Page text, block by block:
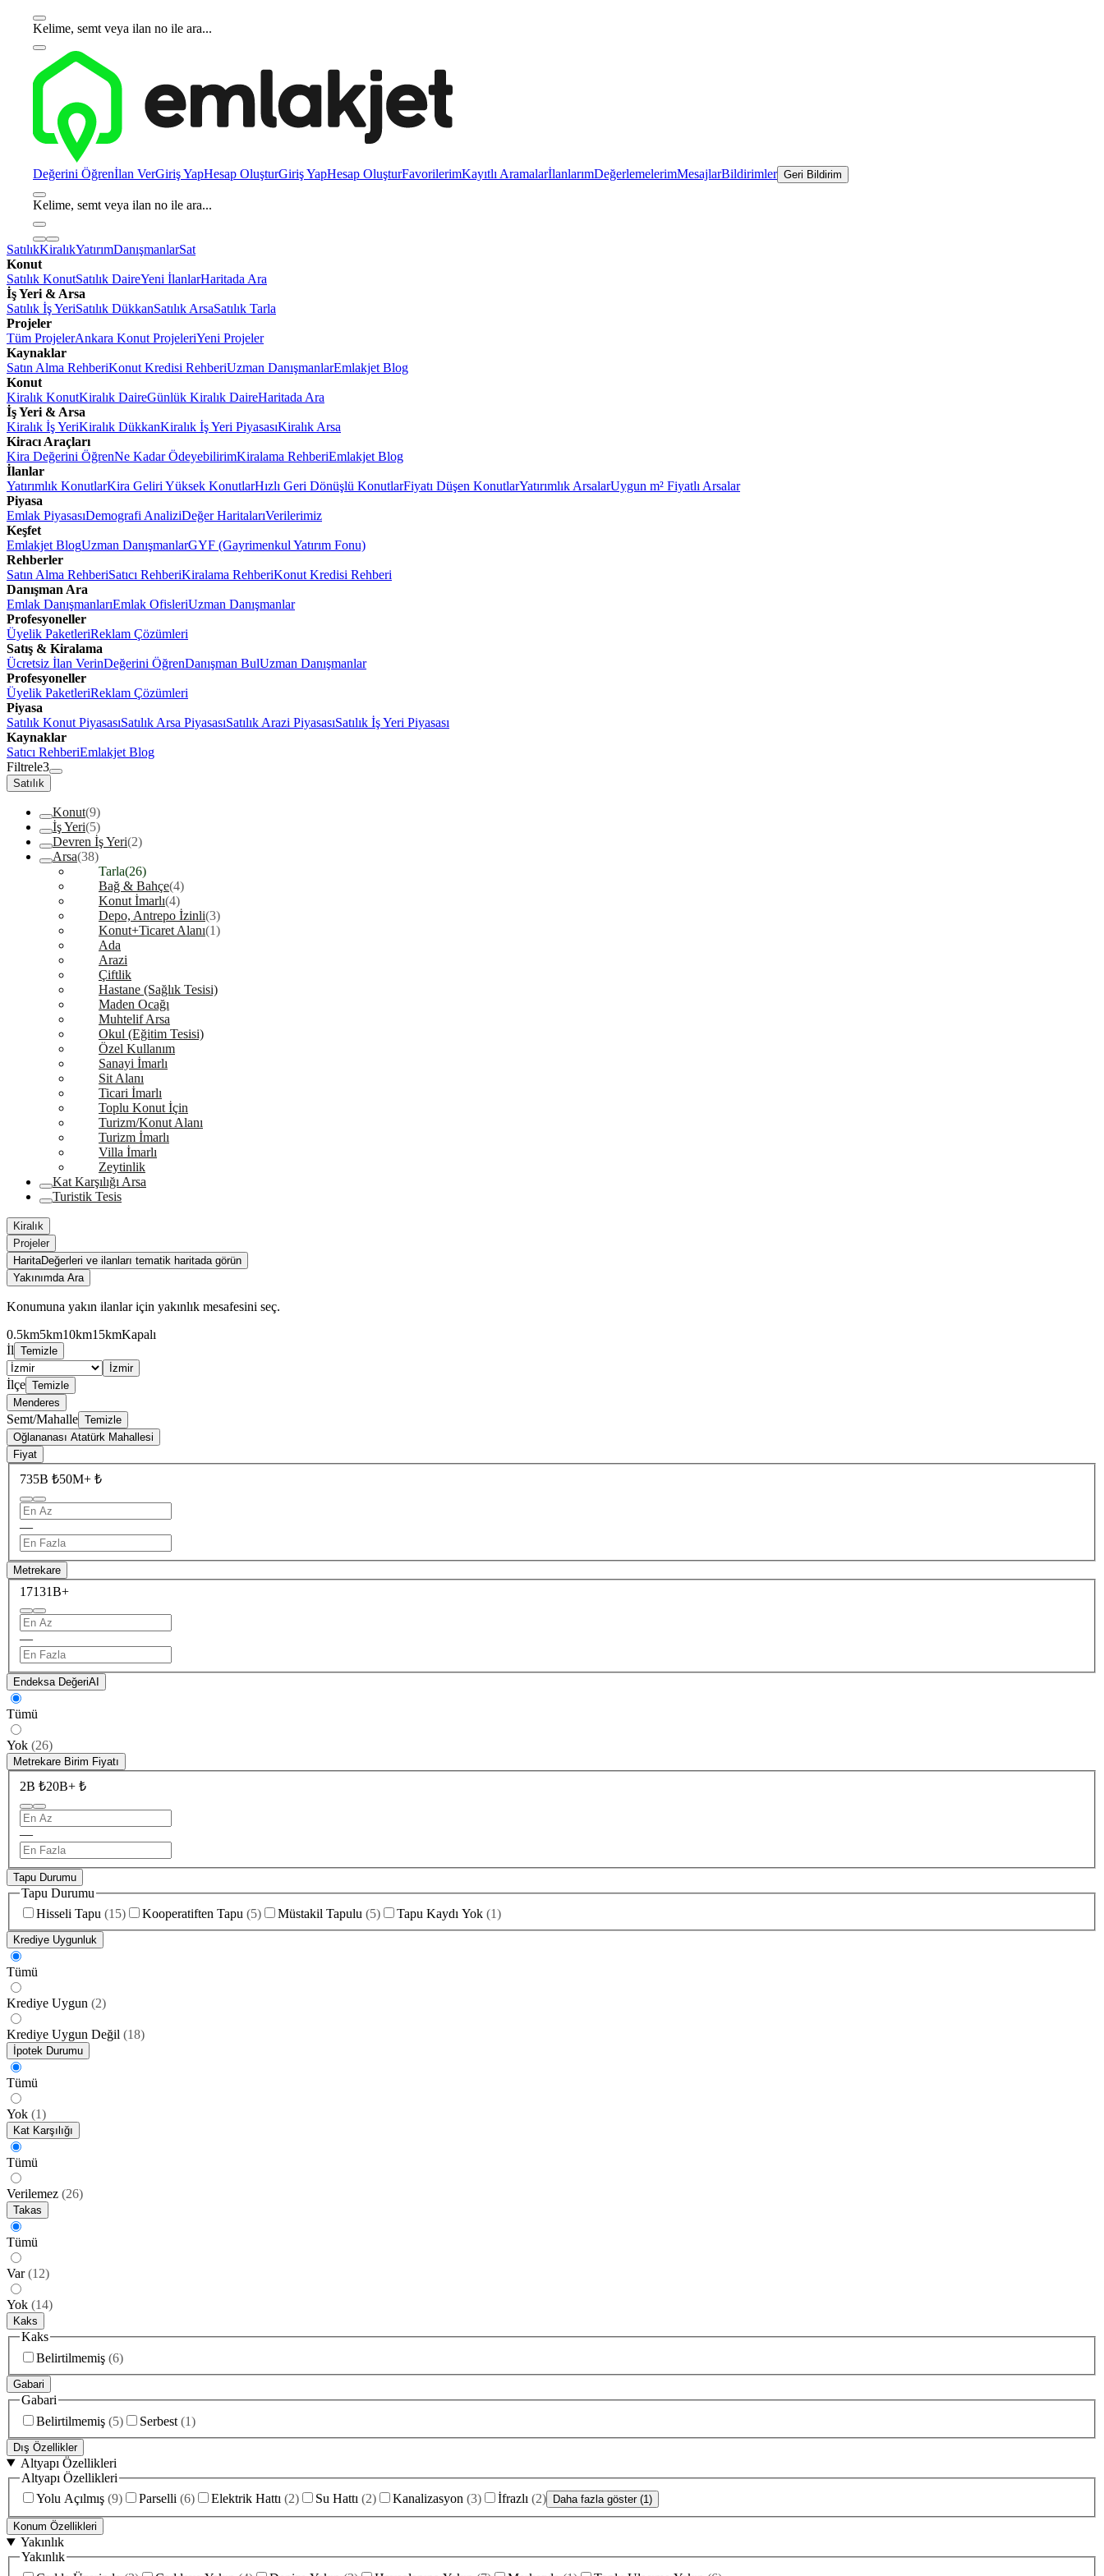
Kelime, semt veya ilan no ile ara...
Değerini Öğrenİlan VerGiriş YapHesap OluşturGiriş YapHesap OluşturFavorilerimKayıtlı AramalarİlanlarımDeğerlemelerimMesajlarBildirimler Geri Bildirim
Kelime, semt veya ilan no ile ara...
SatılıkKiralıkYatırımDanışmanlarSat
Konut
Satılık KonutSatılık DaireYeni İlanlarHaritada Ara
İş Yeri & Arsa
Satılık İş YeriSatılık DükkanSatılık ArsaSatılık Tarla
Projeler
Tüm ProjelerAnkara Konut ProjeleriYeni Projeler
Kaynaklar
Satın Alma RehberiKonut Kredisi RehberiUzman DanışmanlarEmlakjet Blog
Konut
Kiralık KonutKiralık DaireGünlük Kiralık DaireHaritada Ara
İş Yeri & Arsa
Kiralık İş YeriKiralık DükkanKiralık İş Yeri PiyasasıKiralık Arsa
Kiracı Araçları
Kira Değerini ÖğrenNe Kadar ÖdeyebilirimKiralama RehberiEmlakjet Blog
İlanlar
Yatırımlık KonutlarKira Geliri Yüksek KonutlarHızlı Geri Dönüşlü KonutlarFiyatı Düşen KonutlarYatırımlık ArsalarUygun m² Fiyatlı Arsalar
Piyasa
Emlak PiyasasıDemografi AnaliziDeğer HaritalarıVerilerimiz
Keşfet
Emlakjet BlogUzman DanışmanlarGYF (Gayrimenkul Yatırım Fonu)
Rehberler
Satın Alma RehberiSatıcı RehberiKiralama RehberiKonut Kredisi Rehberi
Danışman Ara
Emlak DanışmanlarıEmlak OfisleriUzman Danışmanlar
Profesyoneller
Üyelik PaketleriReklam Çözümleri
Satış & Kiralama
Ücretsiz İlan VerinDeğerini ÖğrenDanışman BulUzman Danışmanlar
Profesyoneller
Üyelik PaketleriReklam Çözümleri
Piyasa
Satılık Konut PiyasasıSatılık Arsa PiyasasıSatılık Arazi PiyasasıSatılık İş Yeri Piyasası
Kaynaklar
Satıcı RehberiEmlakjet Blog
Filtrele3
Satılık
Konut(9)
İş Yeri(5)
Devren İş Yeri(2)
Arsa(38)
Tarla(26)
Bağ & Bahçe(4)
Konut İmarlı(4)
Depo, Antrepo İzinli(3)
Konut+Ticaret Alanı(1)
Ada
Arazi
Çiftlik
Hastane (Sağlık Tesisi)
Maden Ocağı
Muhtelif Arsa
Okul (Eğitim Tesisi)
Özel Kullanım
Sanayi İmarlı
Sit Alanı
Ticari İmarlı
Toplu Konut İçin
Turizm/Konut Alanı
Turizm İmarlı
Villa İmarlı
Zeytinlik
Kat Karşılığı Arsa
Turistik Tesis
Kiralık
Projeler
HaritaDeğerleri ve ilanları tematik haritada görün
Yakınımda Ara
Konumuna yakın ilanlar için yakınlık mesafesini seç.
0.5km5km10km15kmKapalı
İl Temizle
İzmir
İlçe Temizle
Menderes
Semt/Mahalle Temizle
Oğlananası Atatürk Mahallesi
Fiyat
735B ₺50M+ ₺
—
Metrekare
17131B+
—
Endeksa DeğeriAI
Tümü
Yok (26)
Metrekare Birim Fiyatı
2B ₺20B+ ₺
—
Tapu Durumu
Tapu Durumu
Hisseli Tapu (15) Kooperatiften Tapu (5) Müstakil Tapulu (5) Tapu Kaydı Yok (1)
Krediye Uygunluk
Tümü
Krediye Uygun (2)
Krediye Uygun Değil (18)
İpotek Durumu
Tümü
Yok (1)
Kat Karşılığı
Tümü
Verilemez (26)
Takas
Tümü
Var (12)
Yok (14)
Kaks
Kaks
Belirtilmemiş (6)
Gabari
Gabari
Belirtilmemiş (5) Serbest (1)
Dış Özellikler
Altyapı Özellikleri
Altyapı Özellikleri
Yolu Açılmış (9) Parselli (6) Elektrik Hattı (2) Su Hattı (2) Kanalizasyon (3) İfrazlı (2) Daha fazla göster (1)
Konum Özellikleri
Yakınlık
Yakınlık